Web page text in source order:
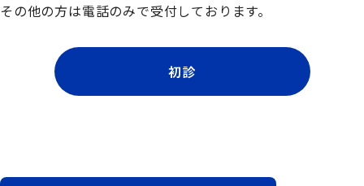
その他の方は電話のみで受付しております。
初診